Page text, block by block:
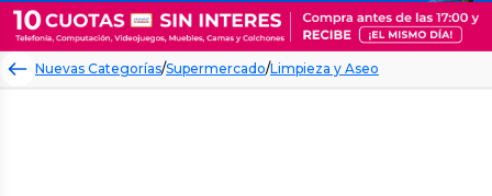
Nuevas Categorías/Supermercado/Limpieza y Aseo